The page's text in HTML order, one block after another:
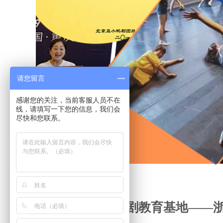
丑小鸭国际戏剧教育基地——
请您留言
感谢您的关注，当前客服人员不在
线，请填写一下您的信息，我们会
尽快和您联系。